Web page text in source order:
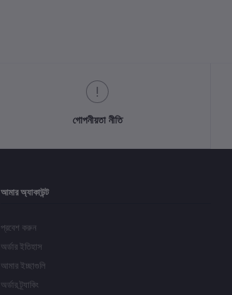
গোপনীয়তা নীতি
আমার অ্যাকাউন্ট
প্রবেশ করুন
অর্ডার ইতিহাস
আমার ইচ্ছাগুলি
অর্ডার ট্র্যাকিং